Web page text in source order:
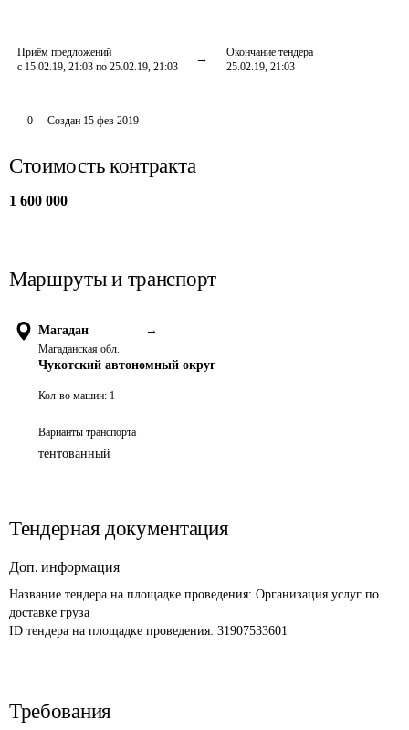
Приём предложений
с 15.02.19, 21:03 по 25.02.19, 21:03
Окончание тендера
25.02.19, 21:03
0 Создан 15 фев 2019
Стоимость контракта
1 600 000
Маршруты и транспорт
Магадан →
Магаданская обл.
Чукотский автономный округ
Кол-во машин: 1
Варианты транспорта
тентованный
Тендерная документация
Доп. информация
Название тендера на площадке проведения: Организация услуг по
доставке груза
ID тендера на площадке проведения: 31907533601
Требования